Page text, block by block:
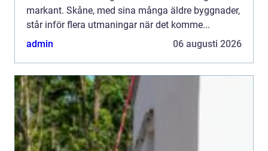
markant. Skåne, med sina många äldre byggnader,
står inför flera utmaningar när det komme...
admin
06 augusti 2026